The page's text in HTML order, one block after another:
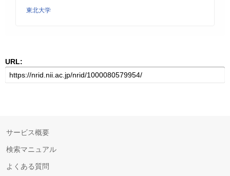
東北大学
URL:
サービス概要
検索マニュアル
よくある質問